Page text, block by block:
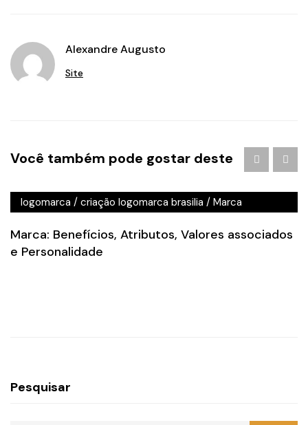
Alexandre Augusto
Site
Você também pode gostar deste
agencia de
publicidade em brasilia/Branding/ criação de logo
logomarca / criação logomarca brasilia / Marca
Marca: Benefícios, Atributos, Valores associados
e Personalidade
Pesquisar